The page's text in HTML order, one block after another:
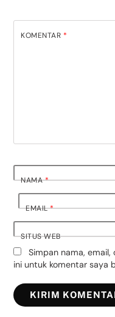
KOMENTAR *
NAMA*
EMAIL*
SITUS WEB
Simpan nama,
ini untuk komentar saya